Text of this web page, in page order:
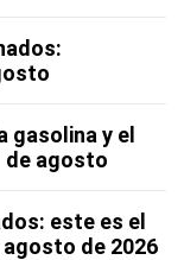
gasolina y el
de agosto
este es el
agosto de 2026